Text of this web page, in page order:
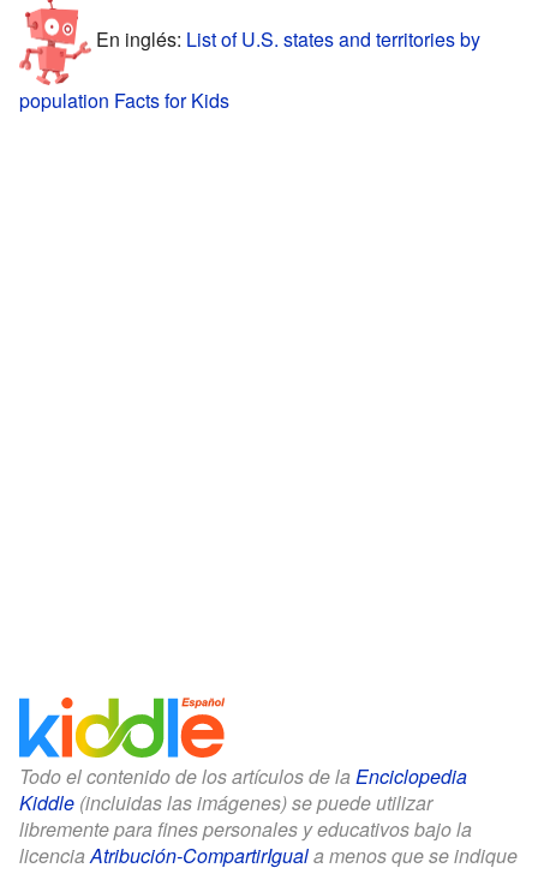
En inglés: List of U.S. states and territories by
population Facts for Kids
Todo el contenido de los artículos de la Enciclopedia
Kiddle (incluidas las imágenes) se puede utilizar
libremente para fines personales y educativos bajo la
licencia Atribución-CompartirIguala menos que se indique